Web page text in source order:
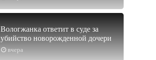
вчера
Вологжанка ответит в суде за
убийство новорожденной дочери